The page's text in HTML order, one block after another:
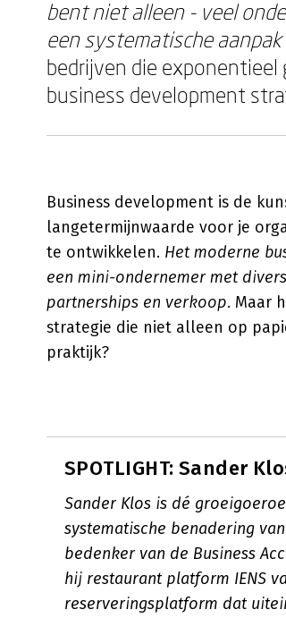
bent niet alleen - veel
een systematische
bedrijven die exponentieel
business development
Business development is de
langetermijnwaarde voor je
te ontwikkelen. Het moderne
een mini-ondernemer met
partnerships en verkoop. Maar
strategie die niet alleen op
praktijk?
SPOTLIGHT: Sander
Sander Klos is dé
systematische benadering
bedenker van de Business
hij restaurant platform IENS
reserveringsplatform dat